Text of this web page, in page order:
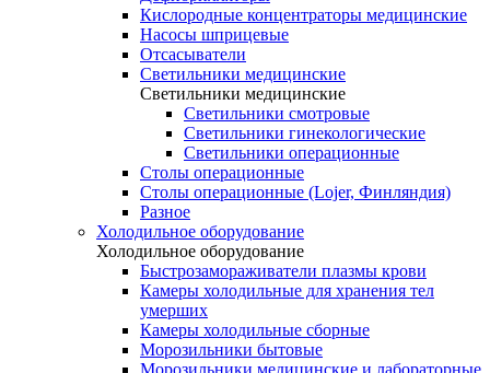
Кислородные концентраторы медицинские
Насосы шприцевые
Отсасыватели
Светильники медицинские
Светильники медицинские
Светильники смотровые
Светильники гинекологические
Светильники операционные
Столы операционные
Столы операционные (Lojer, Финляндия)
Разное
Холодильное оборудование
Холодильное оборудование
Быстрозамораживатели плазмы крови
Камеры холодильные для хранения тел
умерших
Камеры холодильные сборные
Морозильники бытовые
Морозильники медицинские и лабораторные